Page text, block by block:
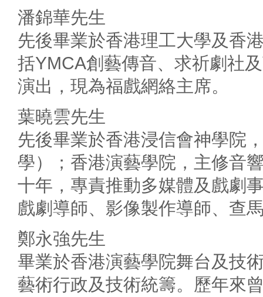
潘錦華先生
先後畢業於香港理工大學及香
括YMCA創藝傳音、求祈劇社
演出，現為福戲網絡主席。
葉曉雲先生
先後畢業於香港浸信會神學院
學）；香港演藝學院，主修音
十年，專責推動多媒體及戲劇
戲劇導師、影像製作導師、查
鄭永強先生
畢業於香港演藝學院舞台及技
藝術行政及技術統籌。歷年來